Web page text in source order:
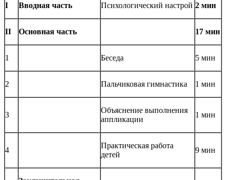
I Вводная часть Психологический настрой 2 мин
II Основная часть 17 мин
1 Беседа 5 мин
2 Пальчиковая гимнастика 1 мин
3
Объяснение выполнения
аппликации
1 мин
4
Практическая работа
детей
9 мин